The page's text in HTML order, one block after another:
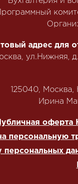
адрес для
ул.Нижняя,
125040,
‭Ирина
оферта
персональную
персональных